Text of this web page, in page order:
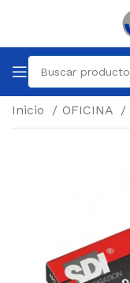
Inicio OFICINA